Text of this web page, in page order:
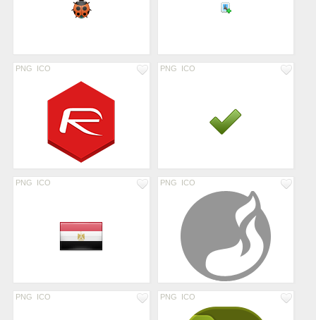
PNG ICO PNG ICO
PNG ICO PNG ICO
PNG ICO PNG ICO